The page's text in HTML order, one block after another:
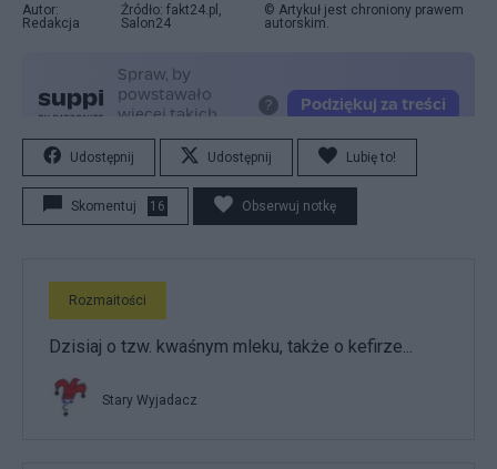
Autor:
Redakcja
Źródło: fakt24.pl,
Salon24
© Artykuł jest chroniony prawem
autorskim.
Udostępnij Udostępnij Lubię to!
Skomentuj 16 Obserwuj notkę
Rozmaitości
Dzisiaj o tzw. kwaśnym mleku, także o kefirze...
Stary Wyjadacz